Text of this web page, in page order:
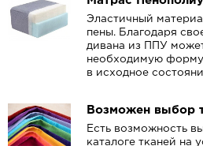
Эластичный
пены. Благодаря
дивана из ППУ
необходимую
в исходное
Возможен выбор
Есть возможность
каталоге тканей на